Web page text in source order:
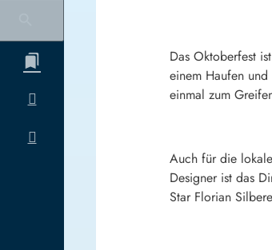
Das Oktoberfest
einem Haufen
einmal zum
Auch für die
Designer ist das
Star Florian